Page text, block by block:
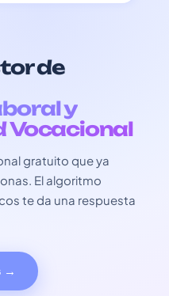
de
y
Vocacional
gratuito que ya
El algoritmo
te da una respuesta
→